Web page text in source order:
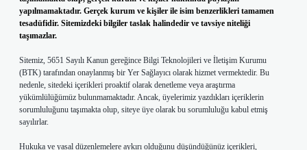
yapılmamaktadır. Gerçek kurum ve kişiler ile isim benzerlikleri tamamen
tesadüfidir. Sitemizdeki bilgiler taslak halindedir ve tavsiye niteliği
taşımazlar.
Sitemiz, 5651 Sayılı Kanun gereğince Bilgi Teknolojileri ve İletişim Kurumu
(BTK) tarafından onaylanmış bir Yer Sağlayıcı olarak hizmet vermektedir. Bu
nedenle, sitedeki içerikleri proaktif olarak denetleme veya araştırma
yükümlülüğümüz bulunmamaktadır. Ancak, üyelerimiz yazdıkları içeriklerin
sorumluluğunu taşımakta olup, siteye üye olarak bu sorumluluğu kabul etmiş
sayılırlar.
Hukuka ve yasal düzenlemelere aykırı olduğunu düşündüğünüz içerikleri,